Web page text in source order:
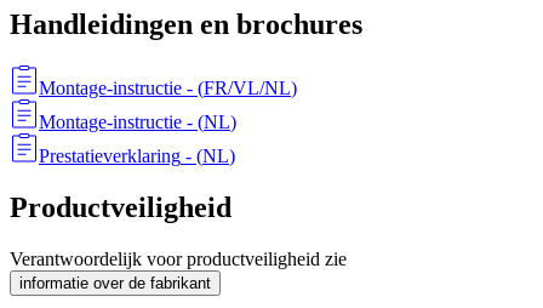
Handleidingen en brochures
Montage-instructie - (FR/VL/NL)
Montage-instructie - (NL)
Prestatieverklaring - (NL)
Productveiligheid
Verantwoordelijk voor productveiligheid zie
informatie over de fabrikant